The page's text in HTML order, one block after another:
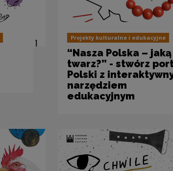
Projekty kulturalne i edukacyjne
“Nasza Polska –
twarz?” - stwórz
Polski z
narzędziem
edukacyjnym